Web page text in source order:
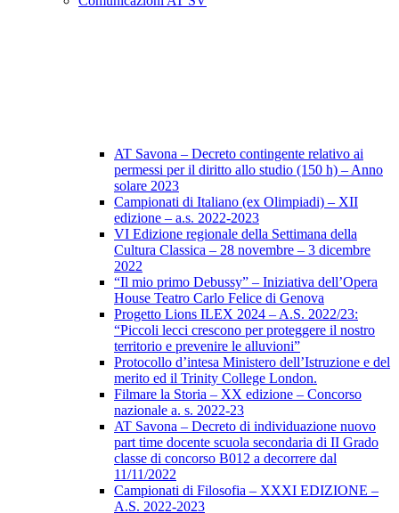
AT Savona – Decreto contingente relativo ai
permessi per il diritto allo studio (150 h) – Anno
solare 2023
Campionati di Italiano (ex Olimpiadi) – XII
edizione – a.s. 2022-2023
VI Edizione regionale della Settimana della
Cultura Classica – 28 novembre – 3 dicembre
2022
“Il mio primo Debussy” – Iniziativa dell’Opera
House Teatro Carlo Felice di Genova
Progetto Lions ILEX 2024 – A.S. 2022/23:
“Piccoli lecci crescono per proteggere il nostro
territorio e prevenire le alluvioni”
Protocollo d’intesa Ministero dell’Istruzione e del
merito ed il Trinity College London.
Filmare la Storia – XX edizione – Concorso
nazionale a. s. 2022-23
AT Savona – Decreto di individuazione nuovo
part time docente scuola secondaria di II Grado
classe di concorso B012 a decorrere dal
11/11/2022
Campionati di Filosofia – XXXI EDIZIONE –
A.S. 2022-2023